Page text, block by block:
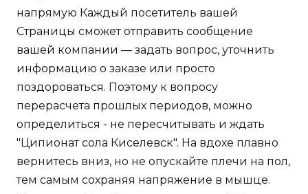
напрямую Каждый посетитель вашей
Страницы сможет отправить сообщение
вашей компании — задать вопрос, уточнить
информацию о заказе или просто
поздороваться. Поэтому к вопросу
перерасчета прошлых периодов, можно
определиться - не пересчитывать и ждать
"Ципионат сола Киселевск". На вдохе плавно
вернитесь вниз, но не опускайте плечи на пол,
тем самым сохраняя напряжение в мышце.